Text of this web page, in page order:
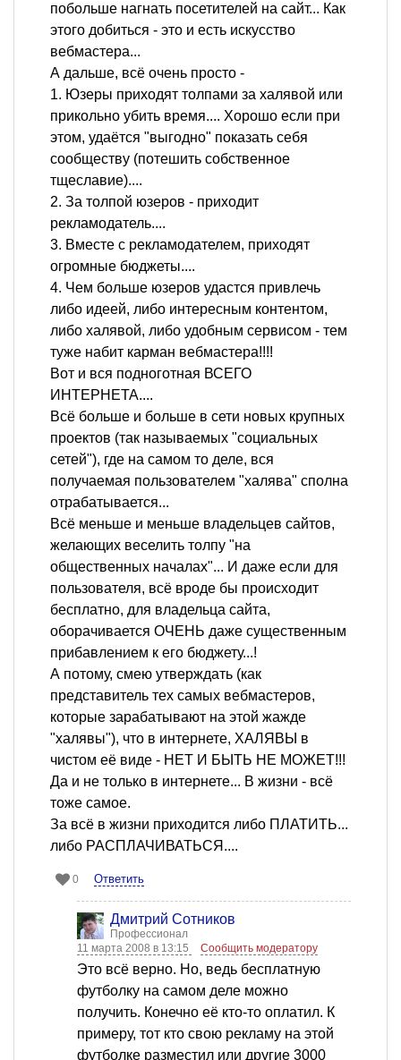
побольше нагнать посетителей на сайт... Как
этого добиться - это и есть искусство
вебмастера...
А дальше, всё очень просто -
1. Юзеры приходят толпами за халявой или
прикольно убить время.... Хорошо если при
этом, удаётся "выгодно" показать себя
сообществу (потешить собственное
тщеславие)....
2. За толпой юзеров - приходит
рекламодатель....
3. Вместе с рекламодателем, приходят
огромные бюджеты....
4. Чем больше юзеров удастся привлечь
либо идеей, либо интересным контентом,
либо халявой, либо удобным сервисом - тем
туже набит карман вебмастера!!!!
Вот и вся подноготная ВСЕГО
ИНТЕРНЕТА....
Всё больше и больше в сети новых крупных
проектов (так называемых "социальных
сетей"), где на самом то деле, вся
получаемая пользователем "халява" сполна
отрабатывается...
Всё меньше и меньше владельцев сайтов,
желающих веселить толпу "на
общественных началах"... И даже если для
пользователя, всё вроде бы происходит
бесплатно, для владельца сайта,
оборачивается ОЧЕНЬ даже существенным
прибавлением к его бюджету...!
А потому, смею утверждать (как
представитель тех самых вебмастеров,
которые зарабатывают на этой жажде
"халявы"), что в интернете, ХАЛЯВЫ в
чистом её виде - НЕТ И БЫТЬ НЕ МОЖЕТ!!!
Да и не только в интернете... В жизни - всё
тоже самое.
За всё в жизни приходится либо ПЛАТИТЬ...
либо РАСПЛАЧИВАТЬСЯ....
0 Ответить
Дмитрий Сотников
Профессионал
11 марта 2008 в 13:15
Сообщить модератору
Это всё верно. Но, ведь бесплатную
футболку на самом деле можно
получить. Конечно её кто-то оплатил. К
примеру, тот кто свою рекламу на этой
футболке разместил или другие 3000